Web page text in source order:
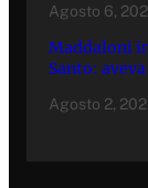
Agosto 6,
Maddaloni
Santo:
Agosto 2,